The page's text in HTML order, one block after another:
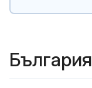
България